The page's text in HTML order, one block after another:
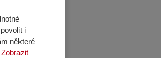
i
některé
Zobrazit